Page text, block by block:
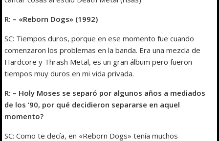
R: – «Reborn Dogs» (1992)
SC: Tiempos duros, porque en ese momento fue cuando
comenzaron los problemas en la banda. Era una mezcla de
Hardcore y Thrash Metal, es un gran álbum pero fueron
tiempos muy duros en mi vida privada.
R: – Holy Moses se separó por algunos años a mediados
de los ’90, por qué decidieron separarse en aquel
momento?
SC: Como te decía, en «Reborn Dogs» tenía muchos